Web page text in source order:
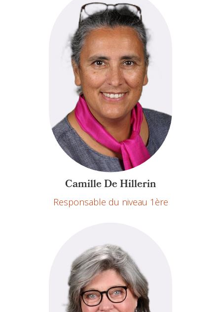
Camille De Hillerin
Responsable du niveau 1ère